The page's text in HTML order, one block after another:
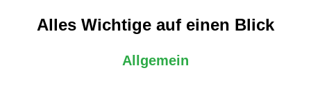
Alles Wichtige auf einen Blick
Allgemein